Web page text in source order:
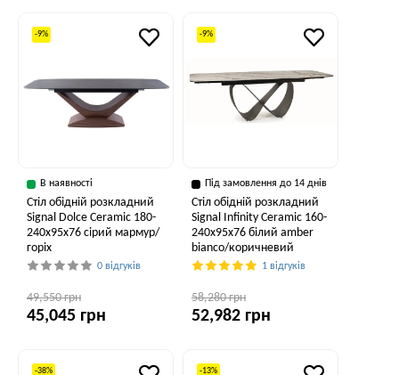
-9%
В наявності
Стіл обідній розкладний
Signal Dolce Ceramic 180-
240x95x76 сірий мармур/
горіх
0 відгуків
49,550 грн
45,045 грн
-9%
Під замовлення до 14 днів
Стіл обідній розкладний
Signal Infinity Ceramic 160-
240x95x76 білий amber
bianco/коричневий
1 відгуків
58,280 грн
52,982 грн
-38%
-13%